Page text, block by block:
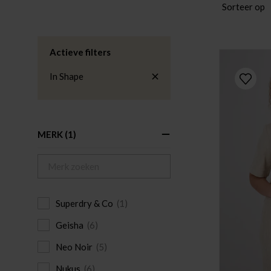
Actieve filters
In Shape
MERK (1)
Superdry & Co (1)
Geisha (6)
Neo Noir (5)
Nukus (6)
Sorteer op